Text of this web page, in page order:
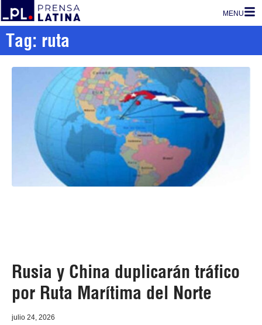
MENU
Tag: ruta
Rusia y China duplicarán tráfico
por Ruta Marítima del Norte
julio 24, 2026